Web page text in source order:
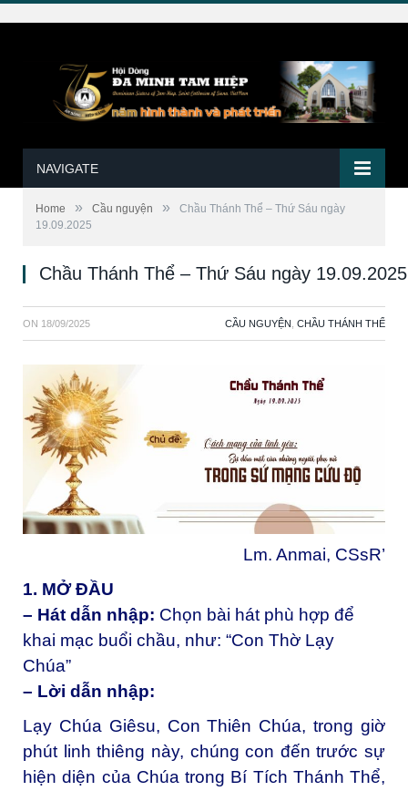
NAVIGATE
Home » Cầu nguyện »
Chầu Thánh Thể – Thứ Sáu ngày
19.09.2025
Chầu Thánh Thể – Thứ Sáu ngày 19.09.2025
ON 18/09/2025 CẦU NGUYỆN CHẦU THÁNH THỂ
Lm. Anmai, CSsR’
1. MỞ ĐẦU
– Hát dẫn nhập: Chọn bài hát phù hợp để
khai mạc buổi chầu, như: “Con Thờ Lạy
Chúa”
– Lời dẫn nhập:
Lạy Chúa Giêsu, Con Thiên Chúa, trong giờ
phút linh thiêng này, chúng con đến trước sự
hiện diện của Chúa trong Bí Tích Thánh Thể,